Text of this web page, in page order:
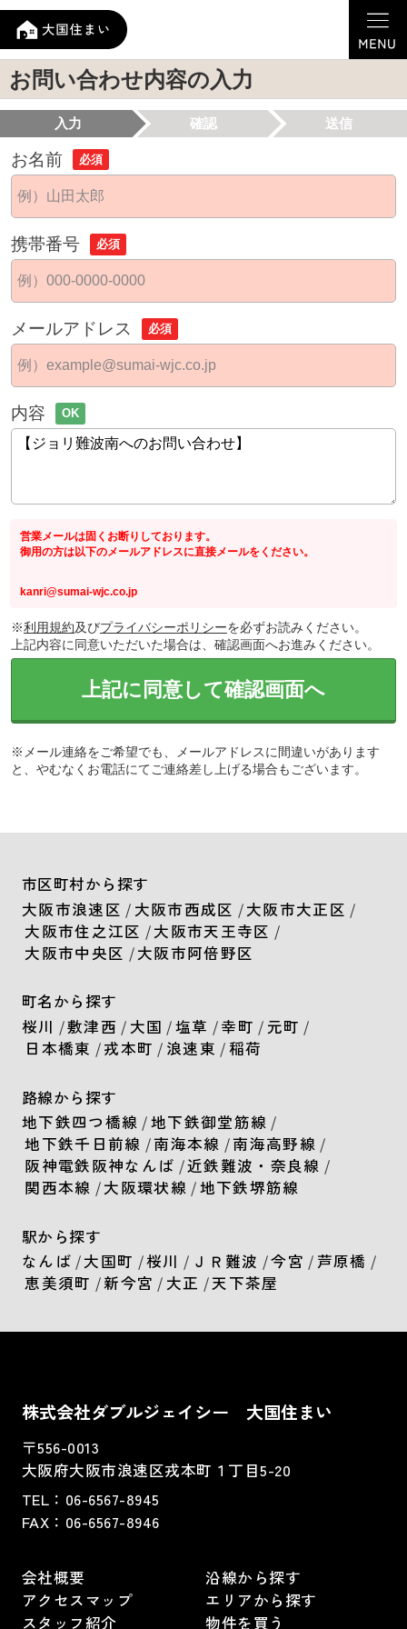
お問い合わせ内容の入力
入力 確認 送信
お名前 必須
携帯番号 必須
メールアドレス 必須
内容 OK
営業メールは固くお断りしております。
御用の方は以下のメールアドレスに直接メールをください。
kanri@sumai-wjc.co.jp
※利用規約及びプライバシーポリシーを必ずお読みください。
上記内容に同意いただいた場合は、確認画面へお進みください。
上記に同意して確認画面へ
※メール連絡をご希望でも、メールアドレスに間違いがあります
と、やむなくお電話にてご連絡差し上げる場合もございます。
市区町村から探す
大阪市浪速区 / 大阪市西成区 /大阪市大正区 /
大阪市住之江区 /大阪市天王寺区 /
大阪市中央区 /大阪市阿倍野区
町名から探す
桜川 /敷津西 / 大国 /塩草 /幸町 / 元町 /
日本橋東 /戎本町 / 浪速東 /稲荷
路線から探す
地下鉄四つ橋線 /地下鉄御堂筋線 /
地下鉄千日前線 /南海本線 /南海高野線 /
阪神電鉄阪神なんば /近鉄難波・奈良線 /
関西本線 /大阪環状線 /地下鉄堺筋線
駅から探す
なんば /大国町 /桜川 / ＪＲ難波 /今宮 / 芦原橋 /
恵美須町 /新今宮 / 大正 /天下茶屋
株式会社ダブルジェイシー 大国住まい
〒556-0013
大阪府大阪市浪速区戎本町１丁目5-20
TEL： 06-6567-8945
FAX：06-6567-8946
会社概要
アクセスマップ
スタッフ紹介
沿線から探す
エリアから探す
物件を買う